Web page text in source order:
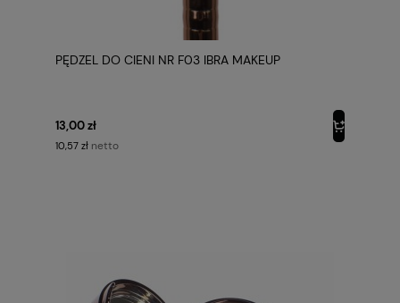
PĘDZEL DO CIENI NR F03 IBRA MAKEUP
13,00 zł
10,57 zł netto